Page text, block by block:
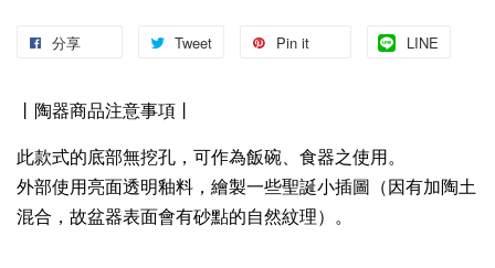
分享 Tweet Pin it LINE
丨陶器商品注意事項丨
此款式的底部無挖孔，可作為飯碗、食器之使用。
外部使用亮面透明釉料，繪製一些聖誕小插圖（因有加陶土
混合，故盆器表面會有砂點的自然紋理）。